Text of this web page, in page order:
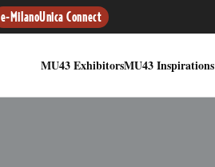
e-MilanoUnica Connect
MU43 ExhibitorsMU43 Inspirations